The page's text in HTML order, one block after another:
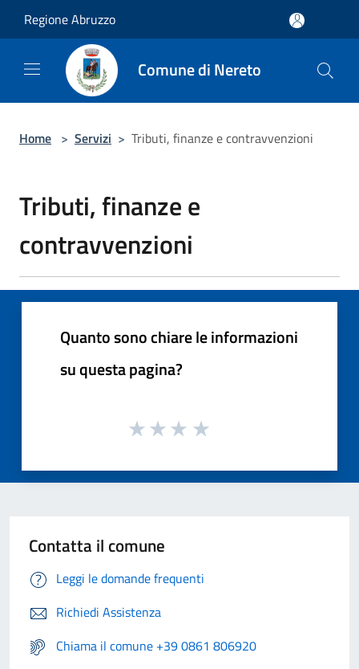
Regione Abruzzo
Comune di Nereto
Home > Servizi > Tributi, finanze e contravvenzioni
Tributi, finanze e
contravvenzioni
Quanto sono chiare le informazioni
su questa pagina?
Contatta il comune
Leggi le domande frequenti
Richiedi Assistenza
Chiama il comune +39 0861 806920